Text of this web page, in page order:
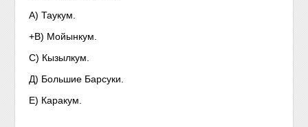
A) Таукум.
+В) Мойынкум.
С) Кызылкум.
Д) Большие Барсуки.
Е) Каракум.